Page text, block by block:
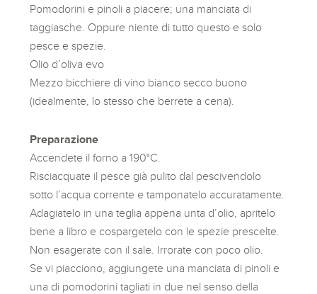
Pomodorini e pinoli a piacere; una manciata di
taggiasche. Oppure niente di tutto questo e solo
pesce e spezie.
Olio d’oliva evo
Mezzo bicchiere di vino bianco secco buono
(idealmente, lo stesso che berrete a cena).
Preparazione
Accendete il forno a 190°C.
Risciacquate il pesce già pulito dal pescivendolo
sotto l’acqua corrente e tamponatelo accuratamente.
Adagiatelo in una teglia appena unta d’olio, apritelo
bene a libro e cospargetelo con le spezie prescelte.
Non esagerate con il sale. Irrorate con poco olio.
Se vi piacciono, aggiungete una manciata di pinoli e
una di pomodorini tagliati in due nel senso della